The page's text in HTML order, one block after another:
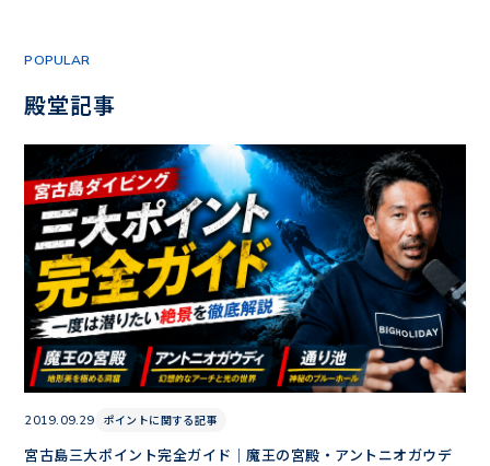
POPULAR
殿堂記事
2019.09.29 ポイントに関する記事
宮古島三大ポイント完全ガイド｜魔王の宮殿・アントニオガウデ